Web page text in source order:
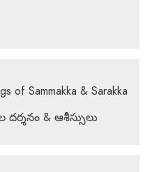
of Sammakka & Sarakka
& ఆశీస్సులు